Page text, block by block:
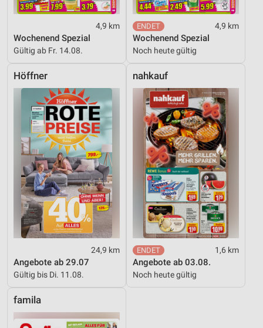
4,9 km
Wochenend Spezial
Gültig ab Fr. 14.08.
4,9 km
Wochenend Spezial
Noch heute gültig
Höffner
24,9 km
Angebote ab 29.07
Gültig bis Di. 11.08.
nahkauf
1,6 km
Angebote ab 03.08.
Noch heute gültig
famila